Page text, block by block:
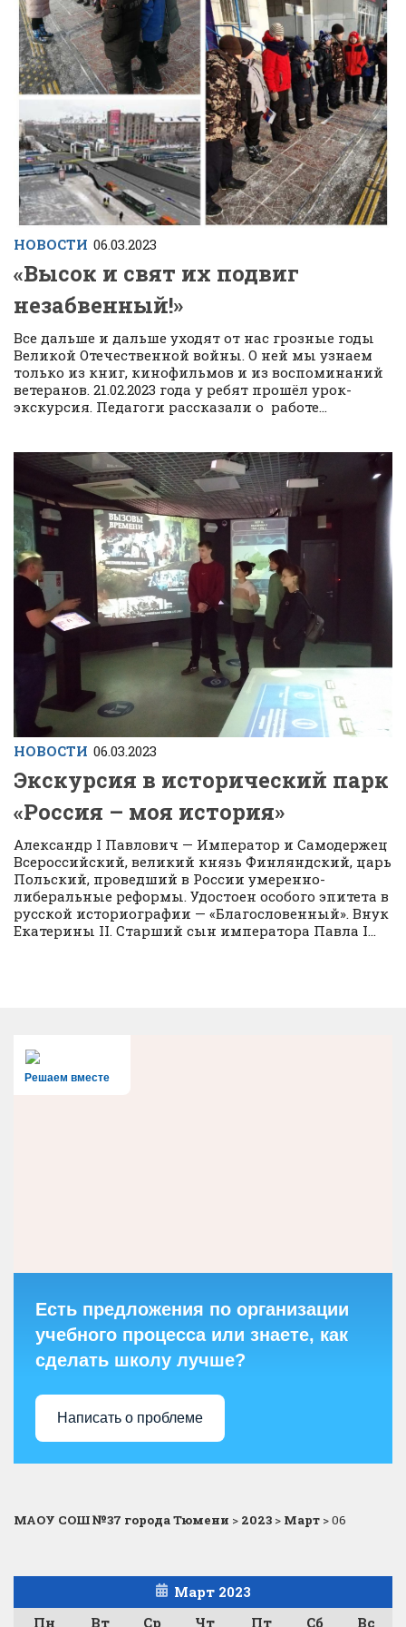
НОВОСТИ 06.03.2023
«Высок и свят их подвиг
незабвенный!»
Все дальше и дальше уходят от нас грозные годы
Великой Отечественной войны. О ней мы узнаем
только из книг, кинофильмов и из воспоминаний
ветеранов. 21.02.2023 года у ребят прошёл урок-
экскурсия. Педагоги рассказали о работе...
НОВОСТИ 06.03.2023
Экскурсия в исторический парк
«Россия – моя история»
Александр I Павлович — Император и Самодержец
Всероссийский, великий князь Финляндский, царь
Польский, проведший в России умеренно-
либеральные реформы. Удостоен особого эпитета в
русской историографии — «Благословенный». Внук
Екатерины II. Старший сын императора Павла I...
Решаем вместе
Есть предложения по организации
учебного процесса или знаете, как
сделать школу лучше?
Написать о проблеме
МАОУ СОШ №37 города Тюмени > 2023 > Март >06
Март 2023
Пн
Вт Ср Чт Пт Сб Вс